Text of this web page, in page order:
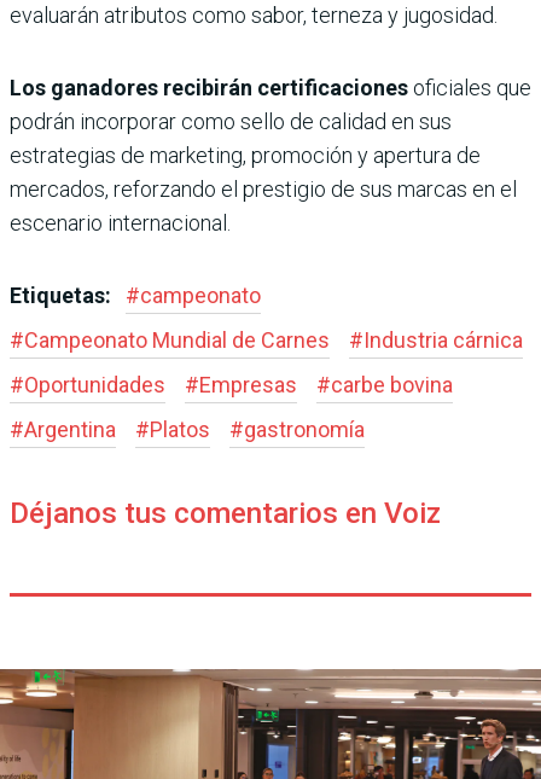
evaluarán atributos como sabor, terneza y jugosidad.
Los ganadores recibirán certificaciones oficiales que
podrán incorporar como sello de calidad en sus
estrategias de marketing, promoción y apertura de
mercados, reforzando el prestigio de sus marcas en el
escenario internacional.
Etiquetas: #campeonato
#Campeonato Mundial de Carnes #Industria cárnica
#Oportunidades #Empresas #carbe bovina
#Argentina #Platos #gastronomía
Déjanos tus comentarios en Voiz